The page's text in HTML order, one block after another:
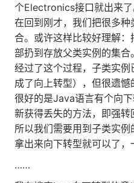
个Electronics接口就出来了
在回到刚才，我们把很多
合。或许这样比较好理解
部扔到存放父类实例的集合
经过了这个过程，子类实
成了向上转型），但很遗憾
很好的是Java语言有个向
新获得丢失的方法，即强转
所以我们需要用到子类实
拿出来向下转型就可以了
……